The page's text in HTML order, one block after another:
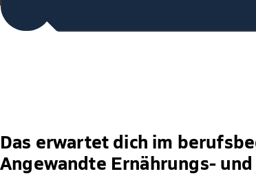
Das erwartet dich im
Angewandte Ernährungs-